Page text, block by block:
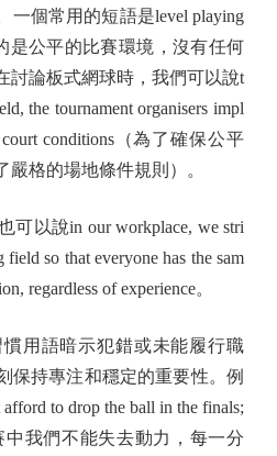
一個常用的短語是level playing
是公平的比賽環境，沒有任何
討論板式網球時，我們可以說t
the tournament organisers impl
court conditions（為了確保公平
格的場地條件規則）。
以說in our workplace, we stri
so that everyone has the sam
regardless of experience。
用語暗示犯錯或未能履行職
保持專注和穩定的重要性。例
to drop the ball in the finals;
中我們不能失去動力，每一分